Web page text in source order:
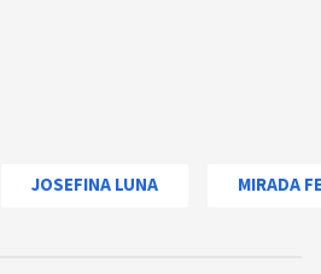
JOSEFINA LUNA MIRADA